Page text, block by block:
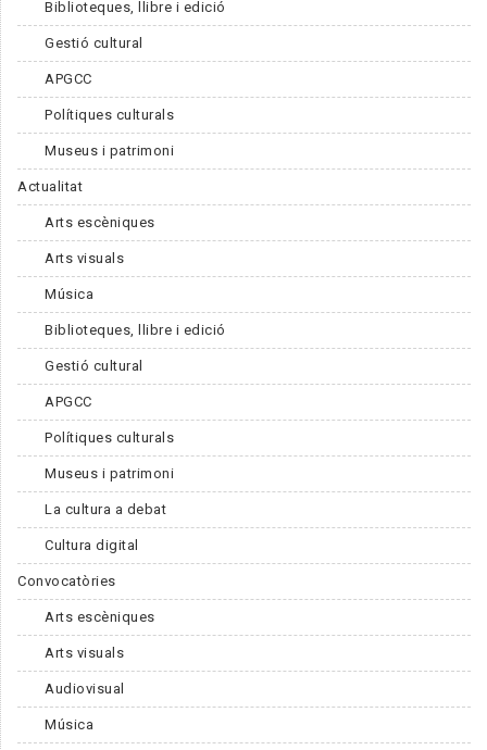
Biblioteques, llibre i edició
Gestió cultural
APGCC
Polítiques culturals
Museus i patrimoni
Actualitat
Arts escèniques
Arts visuals
Música
Biblioteques, llibre i edició
Gestió cultural
APGCC
Polítiques culturals
Museus i patrimoni
La cultura a debat
Cultura digital
Convocatòries
Arts escèniques
Arts visuals
Audiovisual
Música